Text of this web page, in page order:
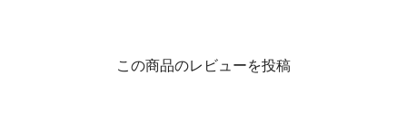
この商品のレビューを投稿